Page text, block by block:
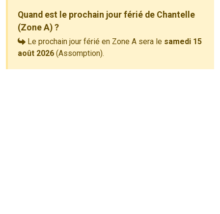
Quand est le prochain jour férié de Chantelle
(Zone A) ?
Le prochain jour férié en Zone A sera le samedi 15
août 2026 (Assomption).